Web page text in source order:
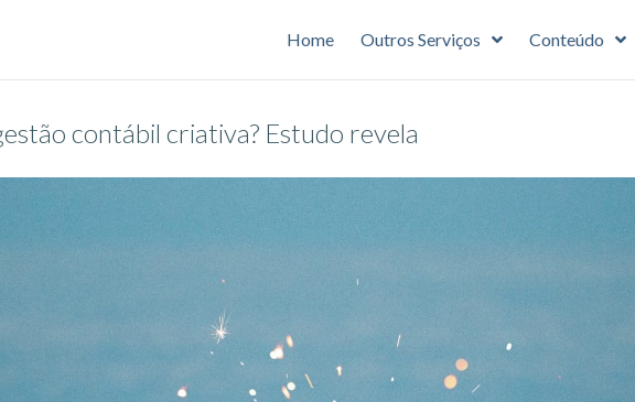
Home Outros Serviços Conteúdo
contábil criativa? Estudo revela